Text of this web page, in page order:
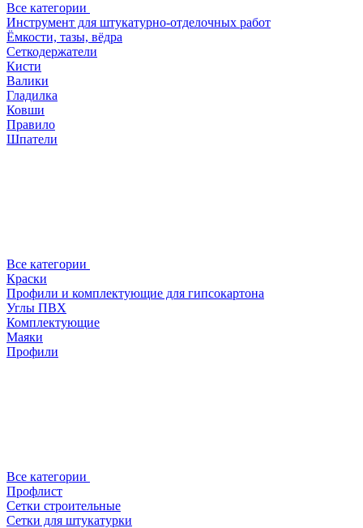
Все категории
Инструмент для штукатурно-отделочных работ
Ёмкости, тазы, вёдра
Сеткодержатели
Кисти
Валики
Гладилка
Ковши
Правило
Шпатели
Все категории
Краски
Профили и комплектующие для гипсокартона
Углы ПВХ
Комплектующие
Маяки
Профили
Все категории
Профлист
Сетки строительные
Сетки для штукатурки